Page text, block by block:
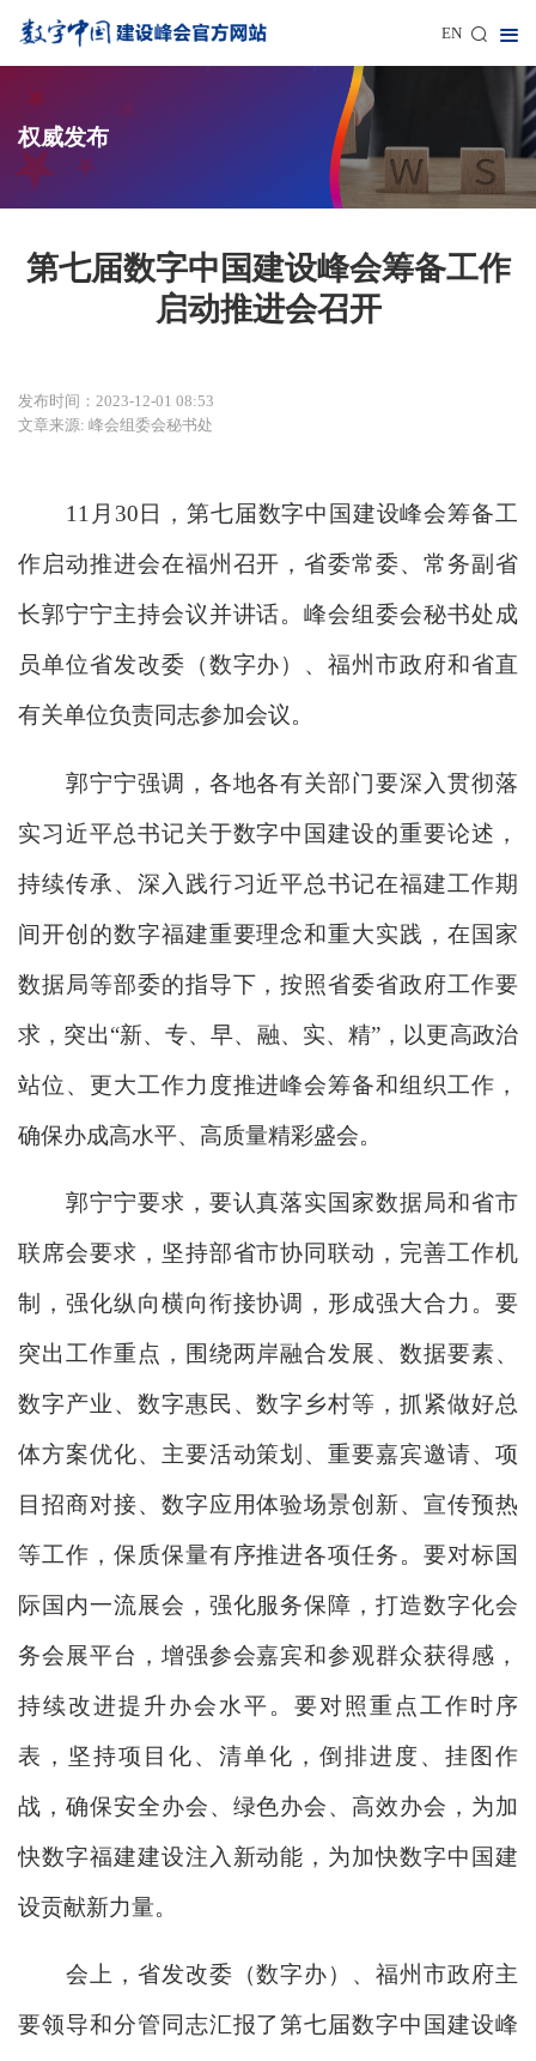
EN
权威发布
第七届数字中国建设峰会筹备工作
启动推进会召开
发布时间：2023-12-01 08:53
文章来源: 峰会组委会秘书处
11月30日，第七届数字中国建设峰会筹备工
作启动推进会在福州召开，省委常委、常务副省
长郭宁宁主持会议并讲话。峰会组委会秘书处成
员单位省发改委（数字办）、福州市政府和省直
有关单位负责同志参加会议。
郭宁宁强调，各地各有关部门要深入贯彻落
实习近平总书记关于数字中国建设的重要论述，
持续传承、深入践行习近平总书记在福建工作期
间开创的数字福建重要理念和重大实践，在国家
数据局等部委的指导下，按照省委省政府工作要
求，突出“新、专、早、融、实、精”，以更高政治
站位、更大工作力度推进峰会筹备和组织工作，
确保办成高水平、高质量精彩盛会。
郭宁宁要求，要认真落实国家数据局和省市
联席会要求，坚持部省市协同联动，完善工作机
制，强化纵向横向衔接协调，形成强大合力。要
突出工作重点，围绕两岸融合发展、数据要素、
数字产业、数字惠民、数字乡村等，抓紧做好总
体方案优化、主要活动策划、重要嘉宾邀请、项
目招商对接、数字应用体验场景创新、宣传预热
等工作，保质保量有序推进各项任务。要对标国
际国内一流展会，强化服务保障，打造数字化会
务会展平台，增强参会嘉宾和参观群众获得感，
持续改进提升办会水平。要对照重点工作时序
表，坚持项目化、清单化，倒排进度、挂图作
战，确保安全办会、绿色办会、高效办会，为加
快数字福建建设注入新动能，为加快数字中国建
设贡献新力量。
会上，省发改委（数字办）、福州市政府主
要领导和分管同志汇报了第七届数字中国建设峰